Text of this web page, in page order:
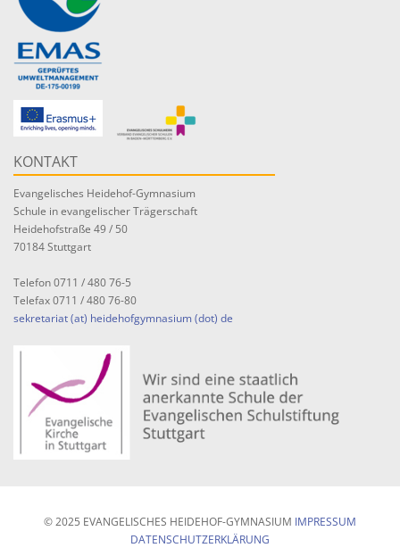
KONTAKT
Evangelisches Heidehof-Gymnasium
Schule in evangelischer Trägerschaft
Heidehofstraße 49 / 50
70184 Stuttgart
Telefon 0711 / 480 76-5
Telefax 0711 / 480 76-80
sekretariat (at) heidehofgymnasium (dot) de
© 2025 EVANGELISCHES HEIDEHOF-GYMNASIUM IMPRESSUM
DATENSCHUTZERKLÄRUNG